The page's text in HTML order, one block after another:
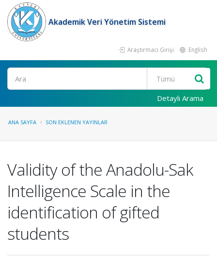
Akademik Veri Yönetim Sistemi
Araştırmacı Girişi English
Ara
Detaylı Arama
ANA SAYFA SON EKLENEN YAYINLAR
Validity of the Anadolu-Sak
Intelligence Scale in the
identification of gifted
students